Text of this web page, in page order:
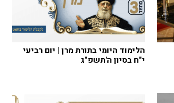
הלימוד היומי בתורת מרן | יום רביעי
י"ח בסיון ה'תשפ"ג